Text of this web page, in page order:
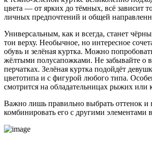
цвета — от ярких до тёмных, всё зависит
личных предпочтений и общей
Универсальным, как и всегда, станет
тон верху. Необычное, но интересное
обувь и зелёная куртка. Можно
жёлтыми полусапожками. Не забывайте о
перчатках. Зелёная куртка подойдёт
цветотипа и с фигурой любого типа.
смотрится на обладательницах рыжих или
Важно лишь правильно выбрать оттенок и
комбинировать его с другими элементами